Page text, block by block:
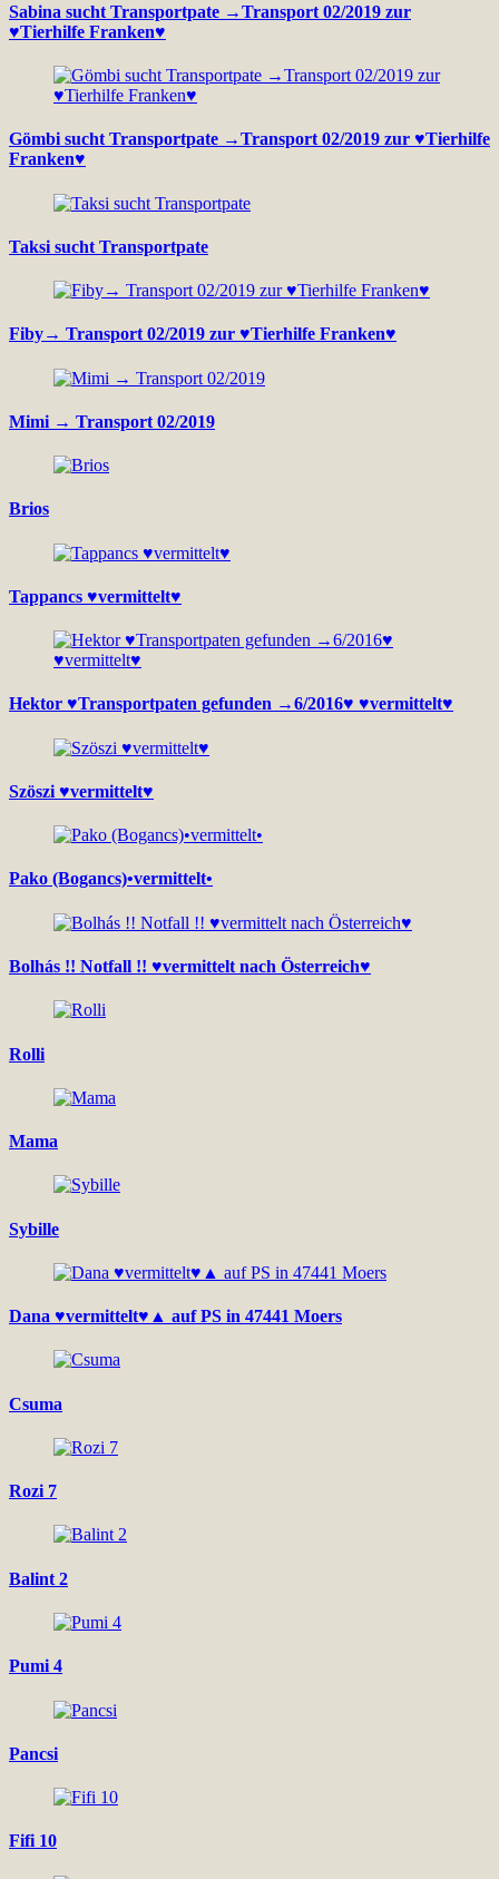
Sabina sucht Transportpate →Transport 02/2019 zur
♥Tierhilfe Franken♥
Gömbi sucht Transportpate →Transport 02/2019 zur ♥Tierhilfe
Franken♥
Taksi sucht Transportpate
Fiby→ Transport 02/2019 zur ♥Tierhilfe Franken♥
Mimi → Transport 02/2019
Brios
Tappancs ♥vermittelt♥
Hektor ♥Transportpaten gefunden →6/2016♥ ♥vermittelt♥
Szöszi ♥vermittelt♥
Pako (Bogancs)•vermittelt•
Bolhás !! Notfall !! ♥vermittelt nach Österreich♥
Rolli
Mama
Sybille
Dana ♥vermittelt♥▲ auf PS in 47441 Moers
Csuma
Rozi 7
Balint 2
Pumi 4
Pancsi
Fifi 10